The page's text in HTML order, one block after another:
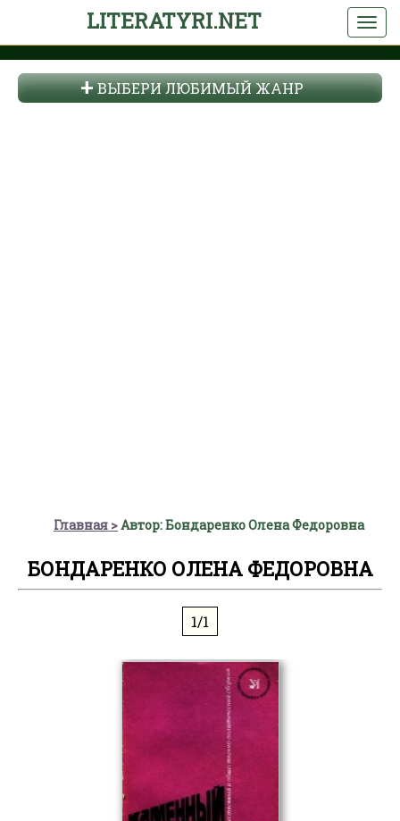
LITERATYRI.NET
ВЫБЕРИ ЛЮБИМЫЙ ЖАНР
Главная Автор: Бондаренко Олена Федоровна
БОНДАРЕНКО ОЛЕНА ФЕДОРОВНА
1/1